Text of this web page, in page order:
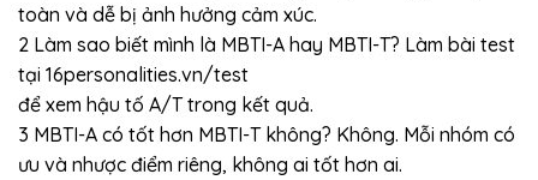
toàn và dễ bị ảnh hưởng cảm xúc.
2 Làm sao biết mình là MBTI-A hay MBTI-T? Làm bài test
tại 16personalities.vn/test
để xem hậu tố A/T trong kết quả.
3 MBTI-A có tốt hơn MBTI-T không? Không. Mỗi nhóm có
ưu và nhược điểm riêng, không ai tốt hơn ai.